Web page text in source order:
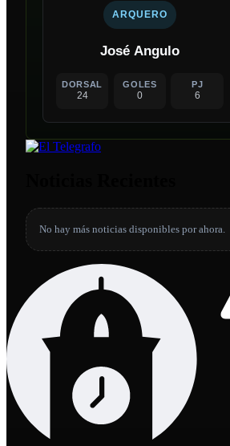
ARQUERO
José Angulo
DORSAL
24
GOLES
0
PJ
6
No hay más noticias disponibles por ahora.